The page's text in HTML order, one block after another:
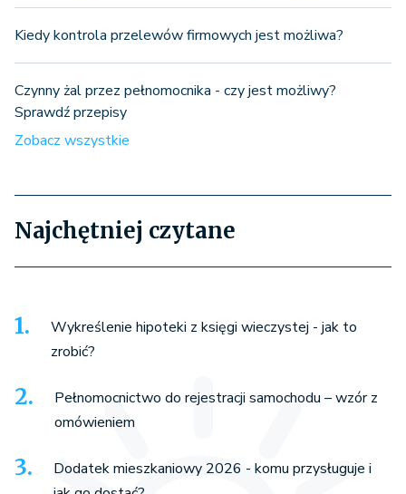
Kiedy kontrola przelewów firmowych jest możliwa?
Czynny żal przez pełnomocnika - czy jest możliwy?
Sprawdź przepisy
Zobacz wszystkie
Najchętniej czytane
Wykreślenie hipoteki z księgi wieczystej - jak to
zrobić?
Pełnomocnictwo do rejestracji samochodu – wzór z
omówieniem
Dodatek mieszkaniowy 2026 - komu przysługuje i